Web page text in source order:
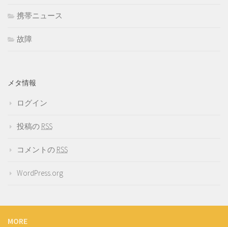
携帯ニュース
故障
メタ情報
ログイン
投稿の RSS
コメントの RSS
WordPress.org
MORE